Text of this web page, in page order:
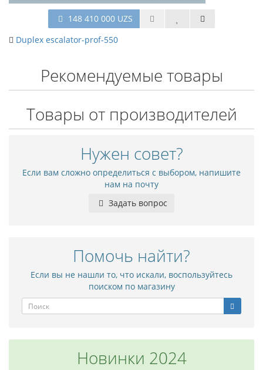
148 410 000 UZS
Duplex escalator-prof-550
Рекомендуемые товары
Товары от производителей
Нужен совет?
Если вам сложно определиться с выбором, напишите
нам на почту
Задать вопрос
Помочь найти?
Если вы не нашли то, что искали, воспользуйтесь
поиском по магазину
Новинки 2024